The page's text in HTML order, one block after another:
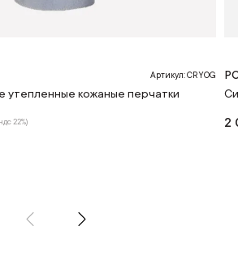
Артикул: CRYOG
утепленные кожаные перчатки
22%) 2